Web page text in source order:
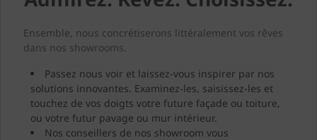
Ensemble, nous concrétiserons littéralement vos rêves
dans nos showrooms.
Passez nous voir et laissez-vous inspirer par nos
solutions innovantes. Examinez-les, saisissez-les et
touchez de vos doigts votre future façade ou toiture,
ou votre futur pavage ou mur intérieur.
Nos conseillers de nos showroom vous